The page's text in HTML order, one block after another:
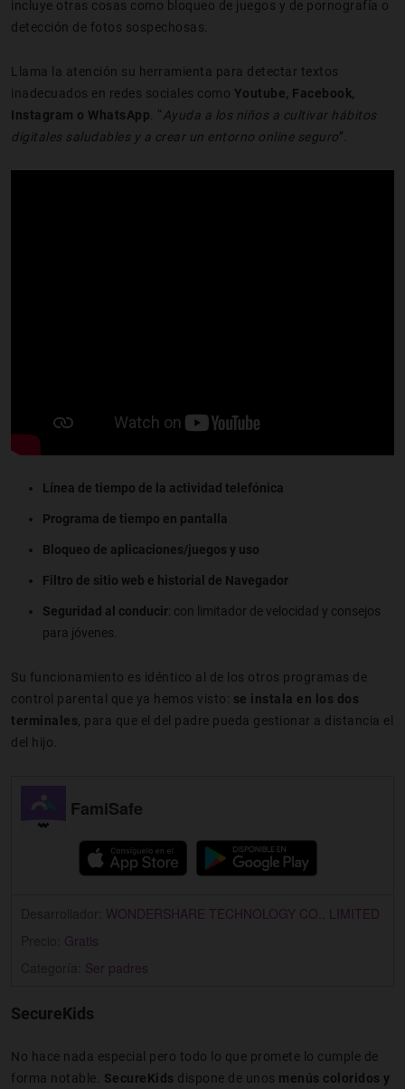
incluye otras cosas como bloqueo de juegos y de pornografía o
detección de fotos sospechosas.
Llama la atención su herramienta para detectar textos
inadecuados en redes sociales como Youtube, Facebook,
Instagram o WhatsApp . “Ayuda a los niños a cultivar hábitos
digitales saludables y a crear un entorno online seguro”.
Línea de tiempo de la actividad telefónica
Programa de tiempo en pantalla
Bloqueo de aplicaciones/juegos y uso
Filtro de sitio web e historial de Navegador
Seguridad al conducir: con limitador de velocidad y consejos
para jóvenes.
Su funcionamiento es idéntico al de los otros programas de
control parental que ya hemos visto: se instala en los dos
terminales, para que el del padre pueda gestionar a distancia el
del hijo.
FamiSafe
WONDERSHARE TECHNOLOGY CO., LIMITED
Gratis
Ser padres
SecureKids
No hace nada especial pero todo lo que promete lo cumple de
forma notable. SecureKids dispone de unos menús coloridos y